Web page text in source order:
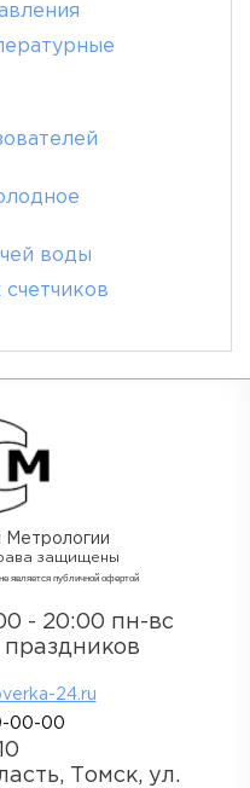
воды
Метрологии
защищены
является публичной офертой
- 20:00 пн-вс
24.ru
00-00
Томск, ул.